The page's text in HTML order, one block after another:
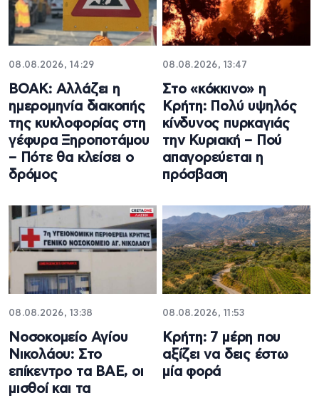
08.08.2026, 14:29
ΒΟΑΚ: Αλλάζει η
ημερομηνία διακοπής
της κυκλοφορίας στη
γέφυρα Ξηροποτάμου
– Πότε θα κλείσει ο
δρόμος
08.08.2026, 13:47
Στο «κόκκινο» η
Κρήτη: Πολύ υψηλός
κίνδυνος πυρκαγιάς
την Κυριακή – Πού
απαγορεύεται η
πρόσβαση
08.08.2026, 13:38
Νοσοκομείο Αγίου
Νικολάου: Στο
επίκεντρο τα ΒΑΕ, οι
μισθοί και τα
08.08.2026, 11:53
Κρήτη: 7 μέρη που
αξίζει να δεις έστω
μία φορά